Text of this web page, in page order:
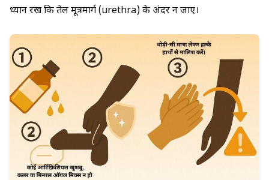
ध्यान रखें कि तेल मूत्रमार्ग (urethra) के अंदर न जाए।